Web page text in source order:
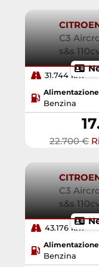
C3
s&s
31.744 km
Alimentazione
Benzina
22.700 €
C3
s&s
43.176 km
Alimentazione
Benzina